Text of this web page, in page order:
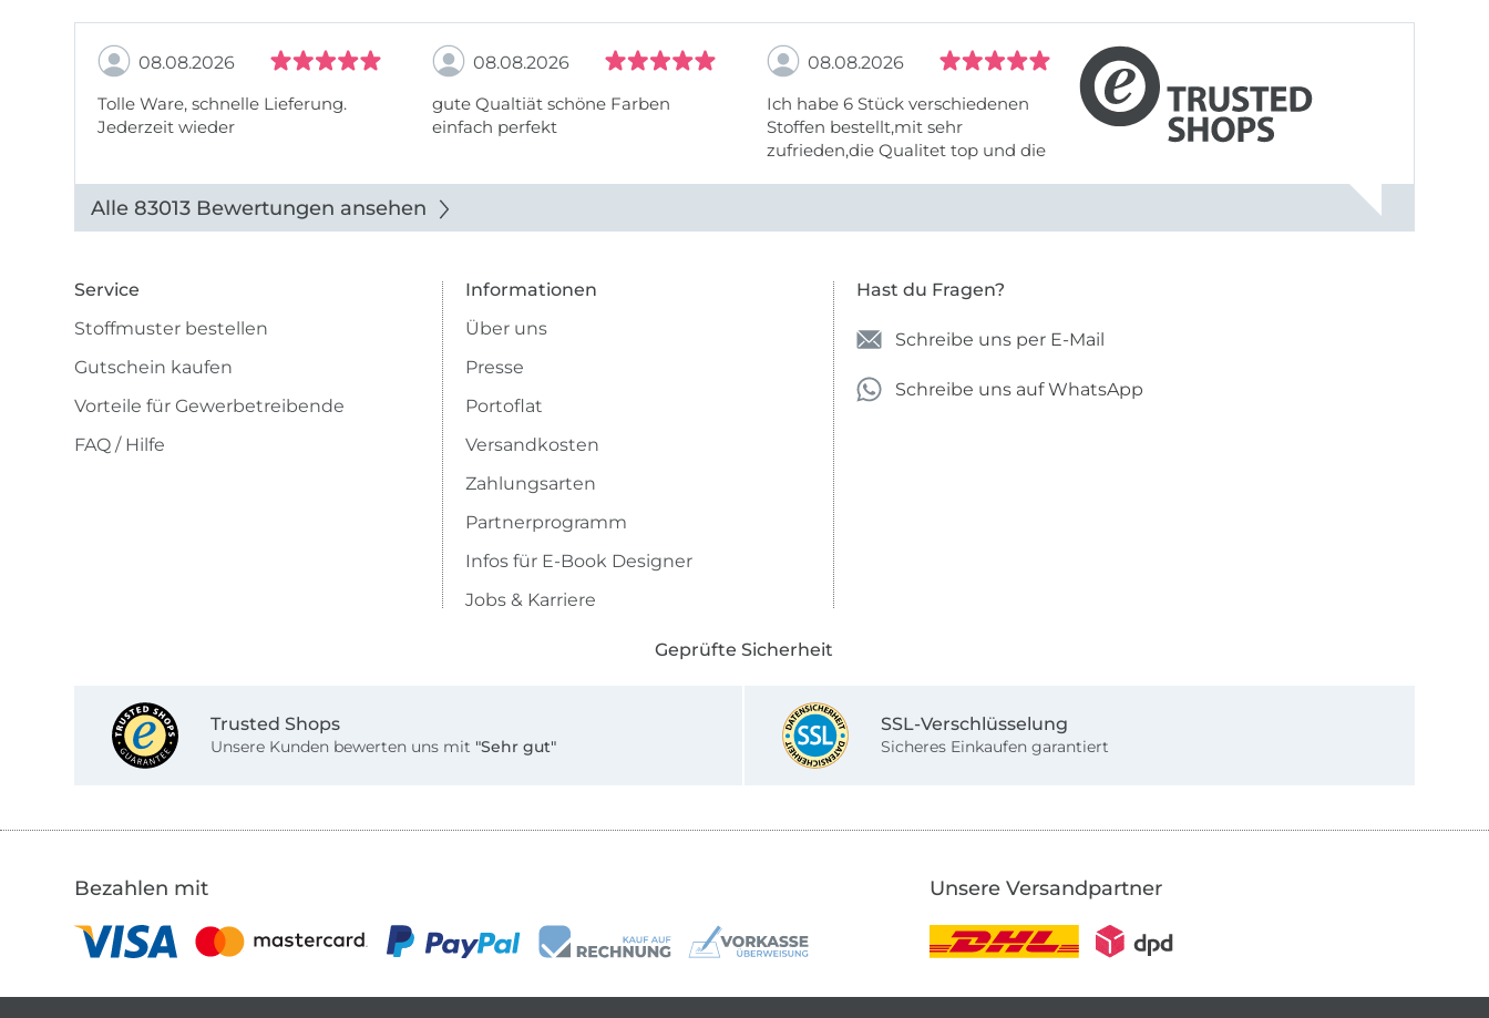
08.08.2026
Tolle Ware, schnelle Lieferung.
Jederzeit wieder
08.08.2026
gute Qualtiät schöne Farben
einfach perfekt
08.08.2026
Ich habe 6 Stück verschiedenen
Stoffen bestellt,mit sehr
zufrieden,die Qualitet top und die
Alle 83013 Bewertungen ansehen
Service
Stoffmuster bestellen
Gutschein kaufen
Vorteile für Gewerbetreibende
FAQ / Hilfe
Informationen
Über uns
Presse
Portoflat
Versandkosten
Zahlungsarten
Partnerprogramm
Infos für E-Book Designer
Jobs & Karriere
Hast du Fragen?
Schreibe uns per E-Mail
Schreibe uns auf WhatsApp
Geprüfte Sicherheit
Trusted Shops
Unsere Kunden bewerten uns mit "Sehr gut"
SSL-Verschlüsselung
Sicheres Einkaufen garantiert
Bezahlen mit Unsere Versandpartner